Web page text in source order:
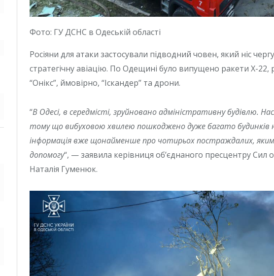
Фото: ГУ ДСНС в Одеській області
Росіяни для атаки застосували підводний човен, який ніс
стратегічну авіацію. По Одещині було випущено ракети Х-22,
“Онікс”, ймовірно, “Іскандер” та дрони.
“В Одесі, в середмісті, зруйновано адміністративну будівлю.
тому що вибуховою хвилею пошкоджено дуже багато будинків
інформація вже щонайменше про чотирьох постраждалих,
допомогу“, — заявила керівниця об’єднаного пресцентру Сил
Наталія Гуменюк.